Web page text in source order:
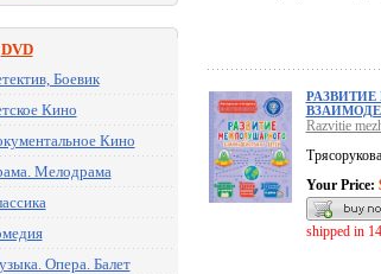
DVD
Боевик
Кино
Кино
Мелодрама
Опера. Балет
Razvitie
Your Price:
shipped in